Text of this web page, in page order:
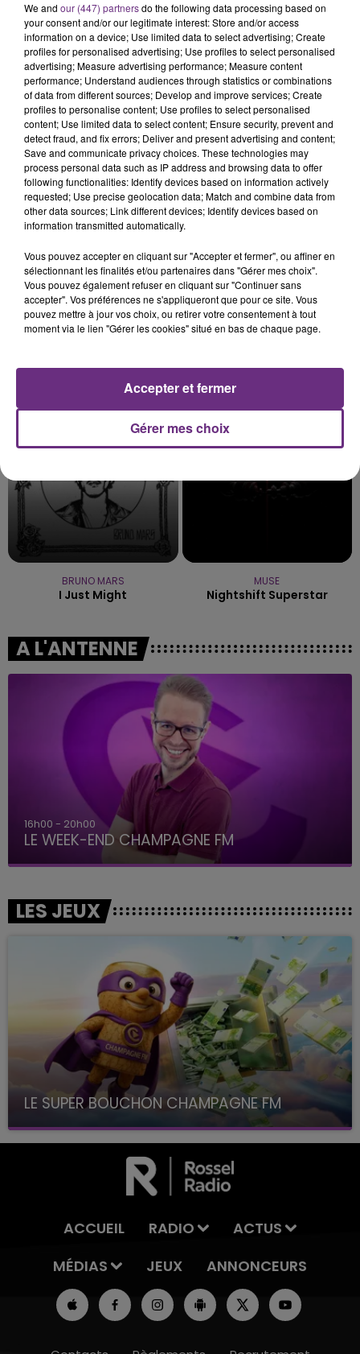
LE MAGASIN JOUÉCLUB DE REIMS FERME
SES PORTES
C'était l'une des institutions du centre-ville
rémois. Le magasin JouéClub est contraint de
fermer ses portes.
TITRES DIFFUSÉS
12h02
12h02 11h57
11h57
BRUNO MARS
I Just Might
MUSE
Nightshift Superstar
A L'ANTENNE
7h00 - 12h00
LE WEEK-END CHAMPAGNE FM
LES JEUX
LE SUPER BOUCHON CHAMPAGNE FM
avec La Famille Champagne FM, à 8H10
ACCUEIL RADIO
ACTUS
MÉDIAS
JEUX ANNONCEURS
We and our (447) partnersdo the following data processing based on
your consent and/or our legitimate interest: Store and/or access
information on a device; Use limited data to select advertising; Create
profiles for personalised advertising; Use profiles to select personalised
advertising; Measure advertising performance; Measure content
performance; Understand audiences through statistics or combinations
of data from different sources; Develop and improve services; Create
profiles to personalise content; Use profiles to select personalised
content; Use limited data to select content; Ensure security, prevent and
detect fraud, and fix errors; Deliver and present advertising and content;
Save and communicate privacy choices. These technologies may
process personal data such as IP address and browsing data to offer
following functionalities: Identify devices based on information actively
requested; Use precise geolocation data; Match and combine data from
other data sources; Link different devices; Identify devices based on
information transmitted automatically.
Vous pouvez accepter en cliquant sur "Accepter et fermer", ou affiner en
sélectionnant les finalités et/ou partenaires dans "Gérer mes choix".
Vous pouvez également refuser en cliquant sur "Continuer sans
accepter". Vos préférences ne s'appliqueront que pour ce site. Vous
pouvez mettre à jour vos choix, ou retirer votre consentement à tout
moment via le lien "Gérer les cookies" situé en bas de chaque page.
Gérer mes choix
Accepter et fermer